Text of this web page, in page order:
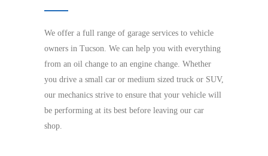
We offer a full range of garage services to vehicle
owners in Tucson. We can help you with everything
from an oil change to an engine change. Whether
you drive a small car or medium sized truck or SUV,
our mechanics strive to ensure that your vehicle will
be performing at its best before leaving our car
shop.